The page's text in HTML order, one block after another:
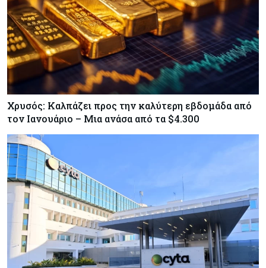
Χρυσός: Καλπάζει προς την καλύτερη εβδομάδα από
τον Ιανουάριο – Μια ανάσα από τα $4.300